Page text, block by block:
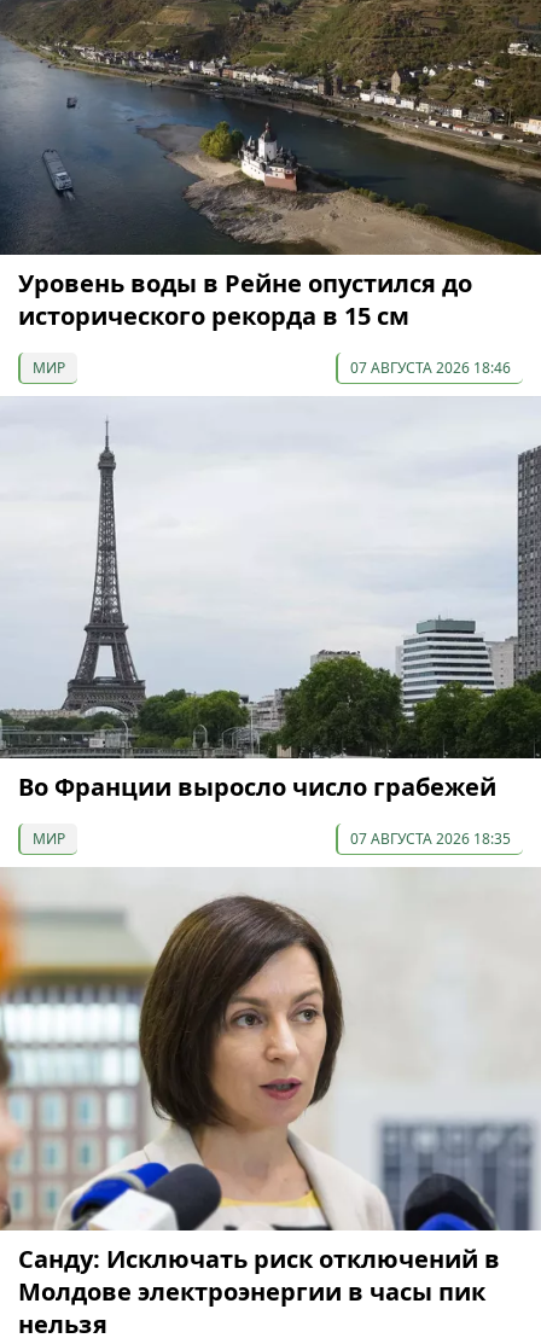
Уровень воды в Рейне опустился до
исторического рекорда в 15 см
МИР 07 АВГУСТА 2026 18:46
Во Франции выросло число грабежей
МИР 07 АВГУСТА 2026 18:35
Санду: Исключать риск отключений в
Молдове электроэнергии в часы пик
нельзя